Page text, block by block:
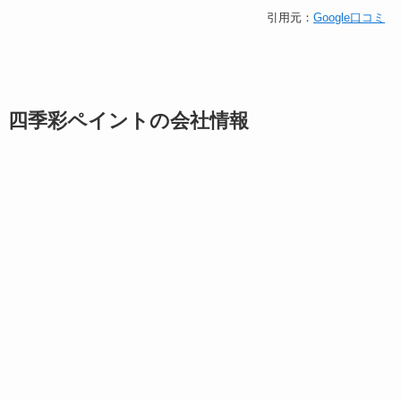
引用元：Google口コミ
四季彩ペイントの会社情報